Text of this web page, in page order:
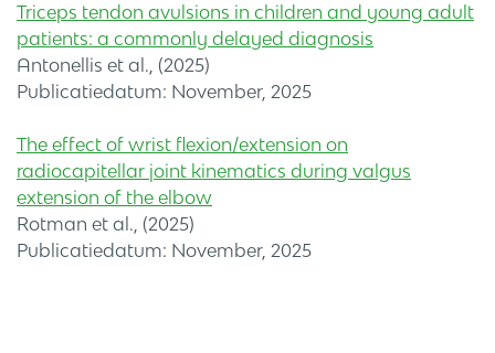
Triceps tendon avulsions in children and young adult
patients: a commonly delayed diagnosis
Antonellis et al., (2025)
Publicatiedatum: November, 2025
The effect of wrist flexion/extension on
radiocapitellar joint kinematics during valgus
extension of the elbow
Rotman et al., (2025)
Publicatiedatum: November, 2025